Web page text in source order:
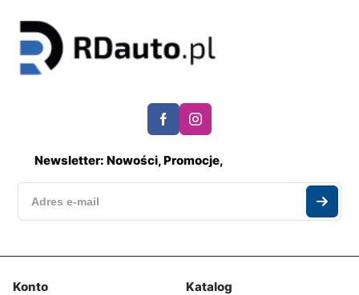
Newsletter: Nowości, Promocje,
Konto
Katalog